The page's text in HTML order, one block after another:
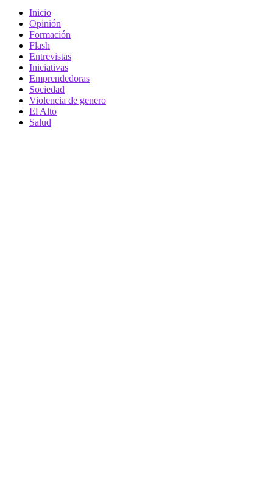
Inicio
Opinión
Formación
Flash
Entrevistas
Iniciativas
Emprendedoras
Sociedad
Violencia de genero
El Alto
Salud